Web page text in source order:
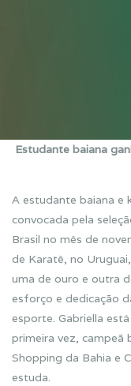
Estudante baiana
A estudante baiana e
convocada pela
Brasil no mês de
de Karatê, no
uma de ouro e outra
esforço e dedicação
esporte. Gabriella
primeira vez, campeã
Shopping da Bahia e
estuda.